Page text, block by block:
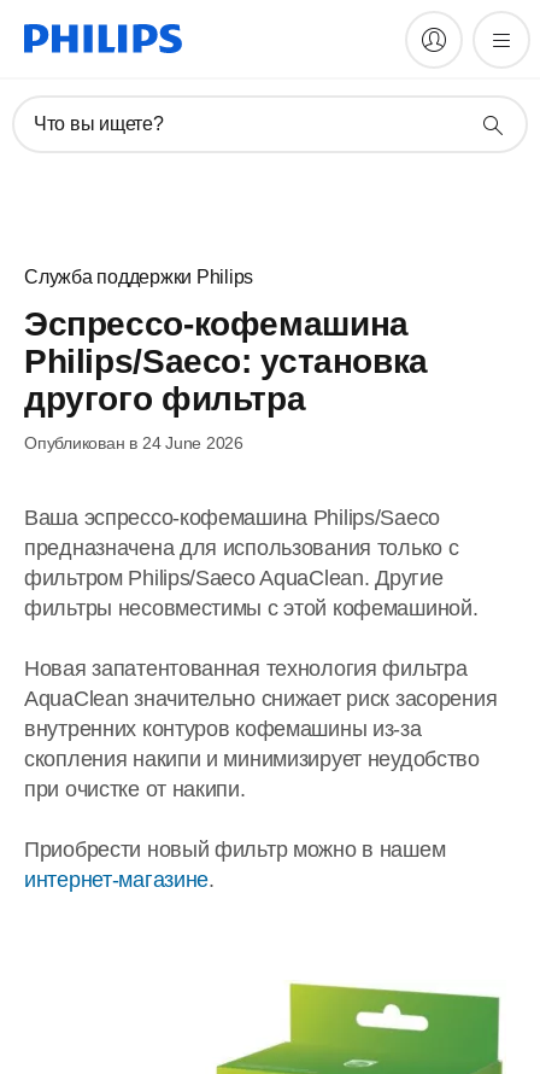
Что вы ищете?
Служба поддержки Philips
Эспрессо-кофемашина
Philips/Saeco: установка
другого фильтра
Опубликован в 24 June 2026
Ваша эспрессо-кофемашина Philips/Saeco
предназначена для использования только с
фильтром Philips/Saeco AquaClean. Другие
фильтры несовместимы с этой кофемашиной.
Новая запатентованная технология фильтра
AquaClean значительно снижает риск засорения
внутренних контуров кофемашины из-за
скопления накипи и минимизирует неудобство
при очистке от накипи.
Приобрести новый фильтр можно в нашем
интернет-магазине.